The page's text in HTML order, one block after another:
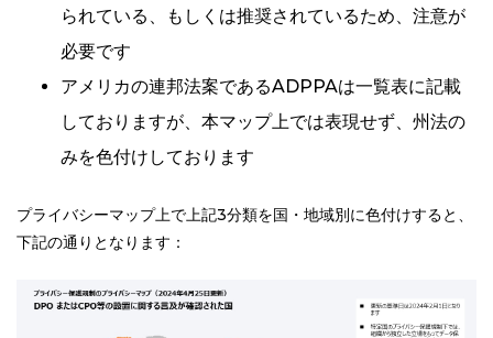
られている、もしくは推奨されているため、注意が
必要です
アメリカの連邦法案であるADPPAは一覧表に記載
しておりますが、本マップ上では表現せず、州法の
みを色付けしております
プライバシーマップ上で上記3分類を国・地域別に色付けすると、
下記の通りとなります：